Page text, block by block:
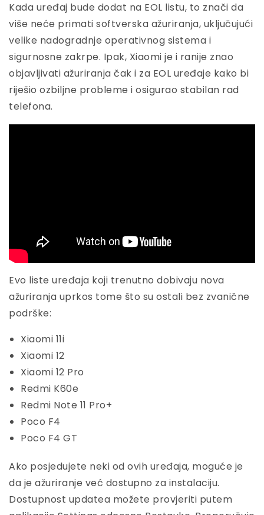
Kada uređaj bude dodat na EOL listu, to znači da
više neće primati softverska ažuriranja, uključujući
velike nadogradnje operativnog sistema i
sigurnosne zakrpe. Ipak, Xiaomi je i ranije znao
objavljivati ažuriranja čak i za EOL uređaje kako bi
riješio ozbiljne probleme i osigurao stabilan rad
telefona.
Evo liste uređaja koji trenutno dobivaju nova
ažuriranja uprkos tome što su ostali bez zvanične
podrške:
Xiaomi 11i
Xiaomi 12
Xiaomi 12 Pro
Redmi K60e
Redmi Note 11 Pro+
Poco F4
Poco F4 GT
Ako posjedujete neki od ovih uređaja, moguće je
da je ažuriranje već dostupno za instalaciju.
Dostupnost updatea možete provjeriti putem